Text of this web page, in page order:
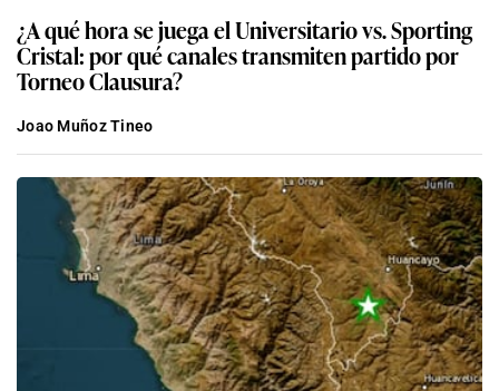
¿A qué hora se juega el Universitario vs. Sporting
Cristal: por qué canales transmiten partido por
Torneo Clausura?
Joao Muñoz Tineo